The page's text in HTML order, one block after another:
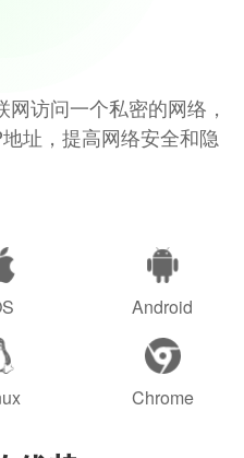
访问一个私密的网络，
址，提高网络安全和隐
Android
Chrome